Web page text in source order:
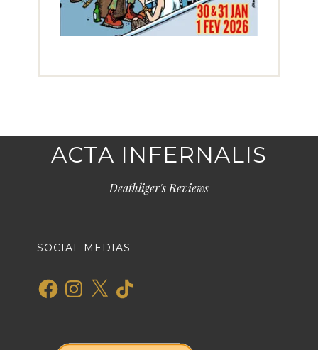
ACTA INFERNALIS
Deathliger's Reviews
SOCIAL MEDIAS
FacebookInstagram
X TikTok